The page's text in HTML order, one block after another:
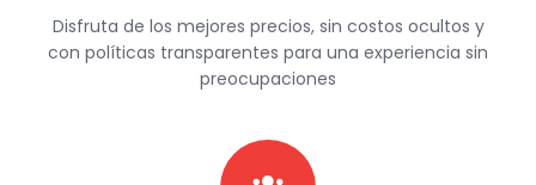
Disfruta de los mejores precios, sin costos ocultos y
con políticas transparentes para una experiencia sin
preocupaciones